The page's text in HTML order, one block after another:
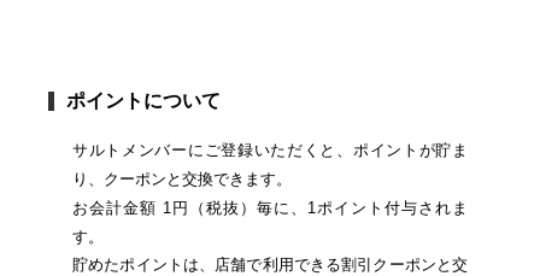
ポイントについて
サルトメンバーにご登録いただくと、ポイントが貯ま
り、クーポンと交換できます。
お会計金額 1円（税抜）毎に、1ポイント付与されま
す。
貯めたポイントは、店舗で利用できる割引クーポンと交